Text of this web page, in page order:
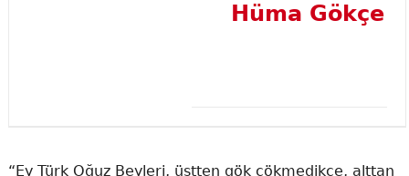
Hüma Gökçe
“Ey Türk Oğuz Beyleri, üstten gök çökmedikçe, alttan